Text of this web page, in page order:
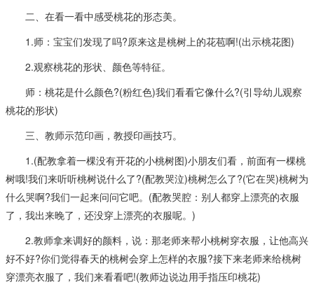
二、在看一看中感受桃花的形态美。
1.师：宝宝们发现了吗?原来这是桃树上的花苞啊!(出示桃花图)
2.观察桃花的形状、颜色等特征。
师：桃花是什么颜色?(粉红色)我们看看它像什么?(引导幼儿观察
桃花的形状)
三、教师示范印画，教授印画技巧。
1.(配教拿着一棵没有开花的小桃树图)小朋友们看，前面有一棵桃
树哦!我们来听听桃树说什么了?(配教哭泣)桃树怎么了?(它在哭)桃树为
什么哭啊?我们一起来问问它吧。(配教哭腔：别人都穿上漂亮的衣服
了，我出来晚了，还没穿上漂亮的衣服呢。)
2.教师拿来调好的颜料，说：那老师来帮小桃树穿衣服，让他高兴
好不好?你们觉得春天的桃树会穿上怎样的衣服?接下来老师来给桃树
穿漂亮衣服了，我们来看看吧!(教师边说边用手指压印桃花)